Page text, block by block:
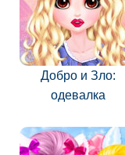
Добро и Зло:
одевалка